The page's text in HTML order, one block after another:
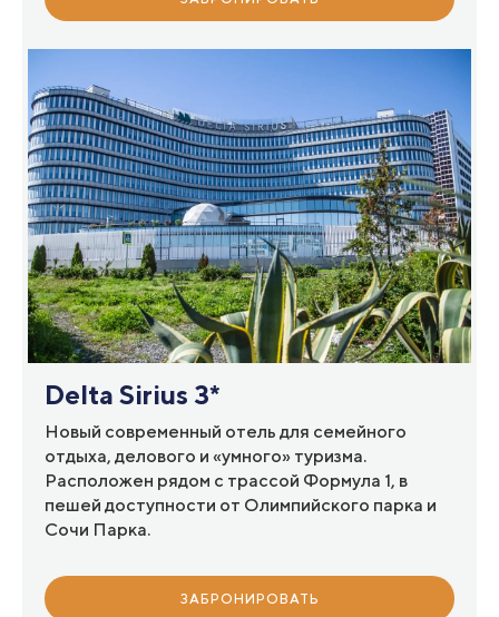
Delta Sirius 3*
Новый современный отель для семейного
отдыха, делового и «умного» туризма.
Расположен рядом с трассой Формула 1, в
пешей доступности от Олимпийского парка и
Сочи Парка.
ЗАБРОНИРОВАТЬ